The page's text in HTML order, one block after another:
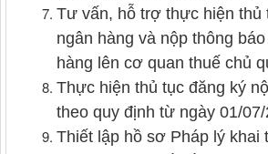
Tư vấn, hỗ trợ thực hiện thủ
ngân hàng và nộp thông
hàng lên cơ quan thuế chủ
Thực hiện thủ tục đăng ký
theo quy định từ ngày 01/
Thiết lập hồ sơ Pháp lý khai